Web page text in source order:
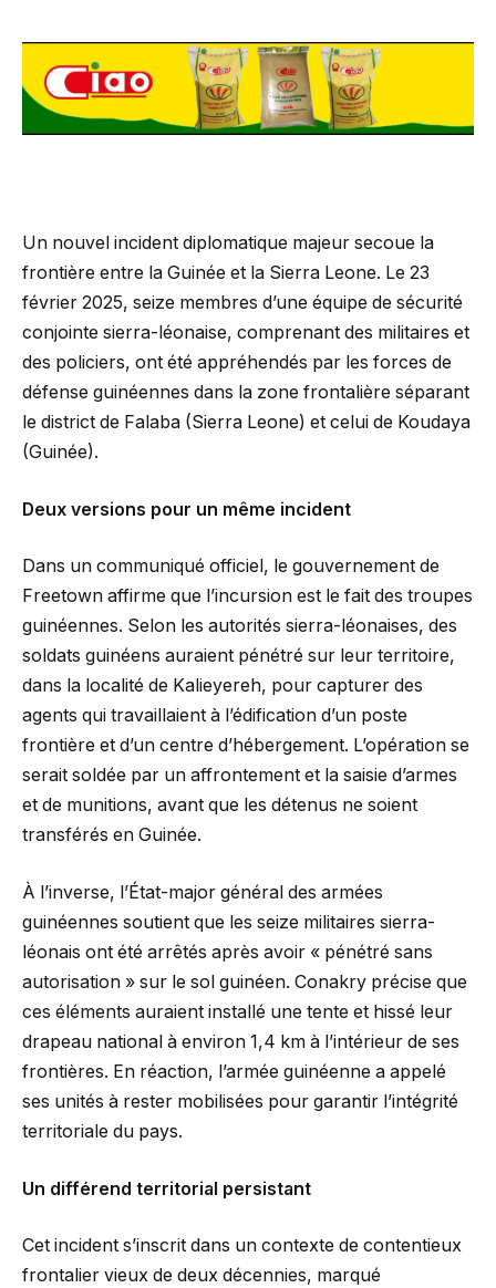
Un nouvel incident diplomatique majeur secoue la
frontière entre la Guinée et la Sierra Leone. Le 23
février 2025, seize membres d’une équipe de sécurité
conjointe sierra-léonaise, comprenant des militaires et
des policiers, ont été appréhendés par les forces de
défense guinéennes dans la zone frontalière séparant
le district de Falaba (Sierra Leone) et celui de Koudaya
(Guinée).
Deux versions pour un même incident
Dans un communiqué officiel, le gouvernement de
Freetown affirme que l’incursion est le fait des troupes
guinéennes. Selon les autorités sierra-léonaises, des
soldats guinéens auraient pénétré sur leur territoire,
dans la localité de Kalieyereh, pour capturer des
agents qui travaillaient à l’édification d’un poste
frontière et d’un centre d’hébergement. L’opération se
serait soldée par un affrontement et la saisie d’armes
et de munitions, avant que les détenus ne soient
transférés en Guinée.
À l’inverse, l’État-major général des armées
guinéennes soutient que les seize militaires sierra-
léonais ont été arrêtés après avoir « pénétré sans
autorisation » sur le sol guinéen. Conakry précise que
ces éléments auraient installé une tente et hissé leur
drapeau national à environ 1,4 km à l’intérieur de ses
frontières. En réaction, l’armée guinéenne a appelé
ses unités à rester mobilisées pour garantir l’intégrité
territoriale du pays.
Un différend territorial persistant
Cet incident s’inscrit dans un contexte de contentieux
frontalier vieux de deux décennies, marqué